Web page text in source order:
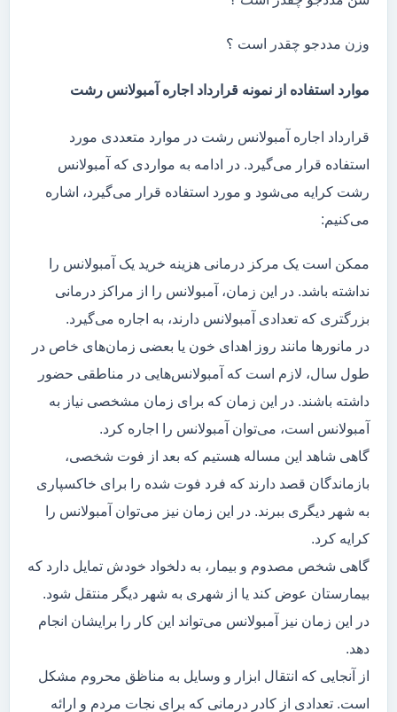
وزن مددجو چقدر است ؟
موارد استفاده از نمونه قرارداد اجاره آمبولانس رشت
قرارداد اجاره آمبولانس رشت در موارد متعددی مورد
استفاده قرار می‌گیرد. در ادامه به مواردی که آمبولانس
رشت کرایه می‌شود و مورد استفاده قرار می‌گیرد، اشاره
می‌کنیم:
ممکن است یک مرکز درمانی هزینه خرید یک آمبولانس را
نداشته باشد. در این زمان، آمبولانس را از مراکز درمانی
بزرگتری که تعدادی آمبولانس دارند، به اجاره می‌گیرد.
در مانور‌ها مانند روز اهدای خون یا بعضی زمان‌های خاص در
طول سال، لازم است که آمبولانس‌هایی در مناطقی حضور
داشته باشند. در این زمان که برای زمان مشخصی نیاز به
آمبولانس است، می‌توان آمبولانس را اجاره کرد.
گاهی شاهد این مساله هستیم که بعد از فوت شخصی،
بازماندگان قصد دارند که فرد فوت شده را برای خاکسپاری
به شهر دیگری ببرند. در این زمان نیز می‌توان آمبولانس را
کرایه کرد.
گاهی شخص مصدوم و بیمار، به دلخواد خودش تمایل دارد که
بیمارستان عوض کند یا از شهری به شهر دیگر منتقل شود.
در این زمان نیز آمبولانس می‌تواند این کار را برایشان انجام
دهد.
از آنجایی که انتقال ابزار و وسایل به مناظق محروم مشکل
است. تعدادی از کادر درمانی که برای نجات مردم و ارائه